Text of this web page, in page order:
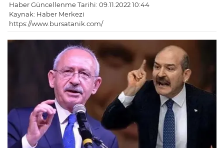
Haber Güncellenme Tarihi: 09.11.2022 10:44
Kaynak: Haber Merkezi
https://www.bursatanik.com/